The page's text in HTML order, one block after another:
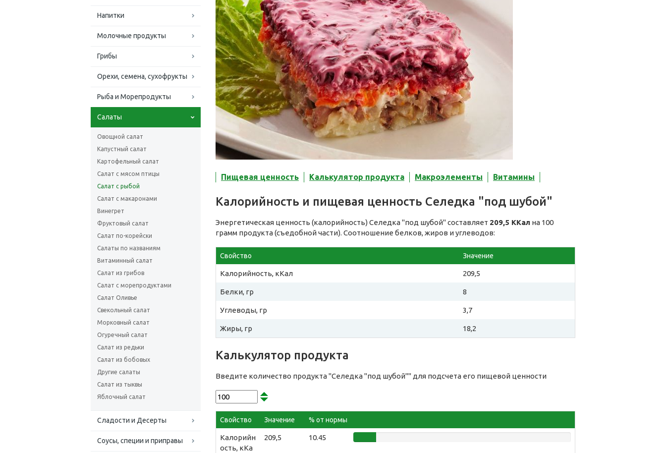
Напитки
Молочные продукты
Грибы
Орехи, семена, сухофрукты
Рыба и Морепродукты
Салаты
Овощной салат
Капустный салат
Картофельный салат
Салат с мясом птицы
Салат с рыбой
Салат с макаронами
Винегрет
Фруктовый салат
Салат по-корейски
Салаты по названиям
Витаминный салат
Салат из грибов
Салат с морепродуктами
Салат Оливье
Свекольный салат
Морковный салат
Огуречный салат
Салат из редьки
Салат из бобовых
Другие салаты
Салат из тыквы
Яблочный салат
Сладости и Десерты
Соусы, специи и приправы
Пищевая ценность Калькулятор продукта Макроэлементы Витамины
Калорийность и пищевая ценность Селедка "под шубой"
Энергетическая ценность (калорийность) Селедка "под шубой" составляет 209,5 ККал на 100
грамм продукта (съедобной части). Соотношение белков, жиров и углеводов:
Свойство Значение
Калорийность, кКал 209,5
Белки, гр 8
Углеводы, гр 3,7
Жиры, гр 18,2
Калькулятор продукта
Введите количество продукта "Селедка "под шубой"" для подсчета его пищевой ценности
Свойство Значение % от нормы
Калорийн
ость, кКа
209,5 10.45